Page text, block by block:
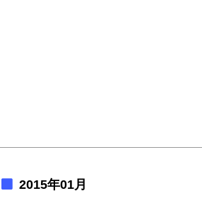
2015年01月